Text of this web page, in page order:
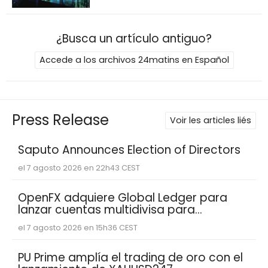
¿Busca un artículo antiguo?
Accede a los archivos 24matins en Español
Press Release Voir les articles liés
Saputo Announces Election of Directors
el 7 agosto 2026 en 22h43 CEST
OpenFX adquiere Global Ledger para
lanzar cuentas multidivisa para
empresas fintech
el 7 agosto 2026 en 15h36 CEST
PU Prime amplía el trading de oro con el